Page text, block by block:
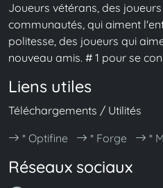
Joueurs vétérans, des
communautés, qui aiment
politesse, des joueurs qui
nouveau amis. # 1 pour se
Liens utiles
Téléchargements / Utilités
* Optifine
* Forge *
Réseaux sociaux